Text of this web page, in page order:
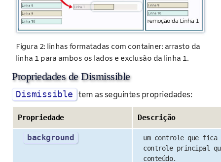
Figura 2: linhas formatadas com container: arrasto da
linha 1 para ambos os lados e exclusão da linha 1.
Propriedades de Dismissible
Dismissible tem as seguintes propriedades:
Propriedade Descrição
background
um controle que
controle principal
conteúdo.